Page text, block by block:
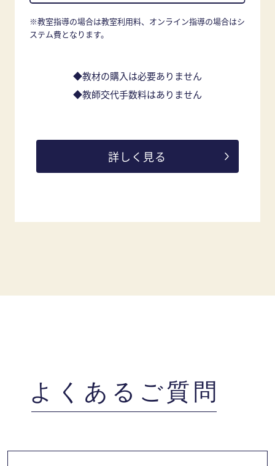
※教室指導の場合は教室利用料、オンライン指導の場合はシ
ステム費となります。
◆教材の購入は必要ありません
◆教師交代手数料はありません
詳しく見る
よくあるご質問